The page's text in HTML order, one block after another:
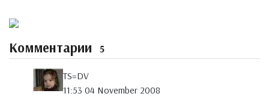
Комментарии 5
TS=DV
11:53 04 November 2008